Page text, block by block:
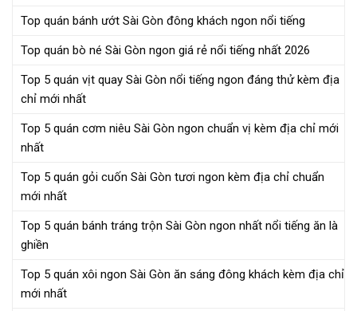
Top quán bánh ướt Sài Gòn đông khách ngon nổi tiếng
Top quán bò né Sài Gòn ngon giá rẻ nổi tiếng nhất 2026
Top 5 quán vịt quay Sài Gòn nổi tiếng ngon đáng thử kèm địa
chỉ mới nhất
Top 5 quán cơm niêu Sài Gòn ngon chuẩn vị kèm địa chỉ mới
nhất
Top 5 quán gỏi cuốn Sài Gòn tươi ngon kèm địa chỉ chuẩn
mới nhất
Top 5 quán bánh tráng trộn Sài Gòn ngon nhất nổi tiếng ăn là
ghiền
Top 5 quán xôi ngon Sài Gòn ăn sáng đông khách kèm địa chỉ
mới nhất